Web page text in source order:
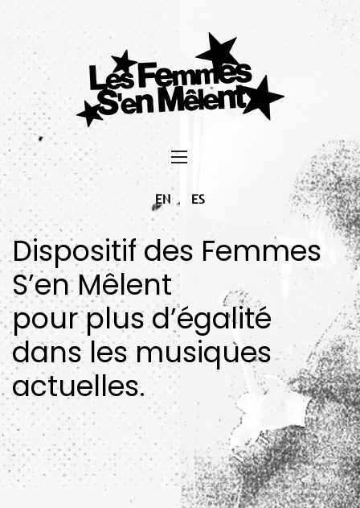
EN ES
Dispositif des Femmes
S’en Mêlent
pour plus d’égalité
dans les musiques
actuelles.